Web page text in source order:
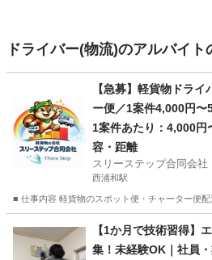
ドライバー(物流)のアルバイト
【急募】軽貨物ドラ
ー便／1案件4,000円
1案件あたり：4,000
容・距離
スリーステップ合同会社
西浦和駅
■ 仕事内容 軽貨物のスポット便・チャーター便
さいたま市 西浦和駅 配送
【1か月で技術習得】
集！未経験OK｜社員